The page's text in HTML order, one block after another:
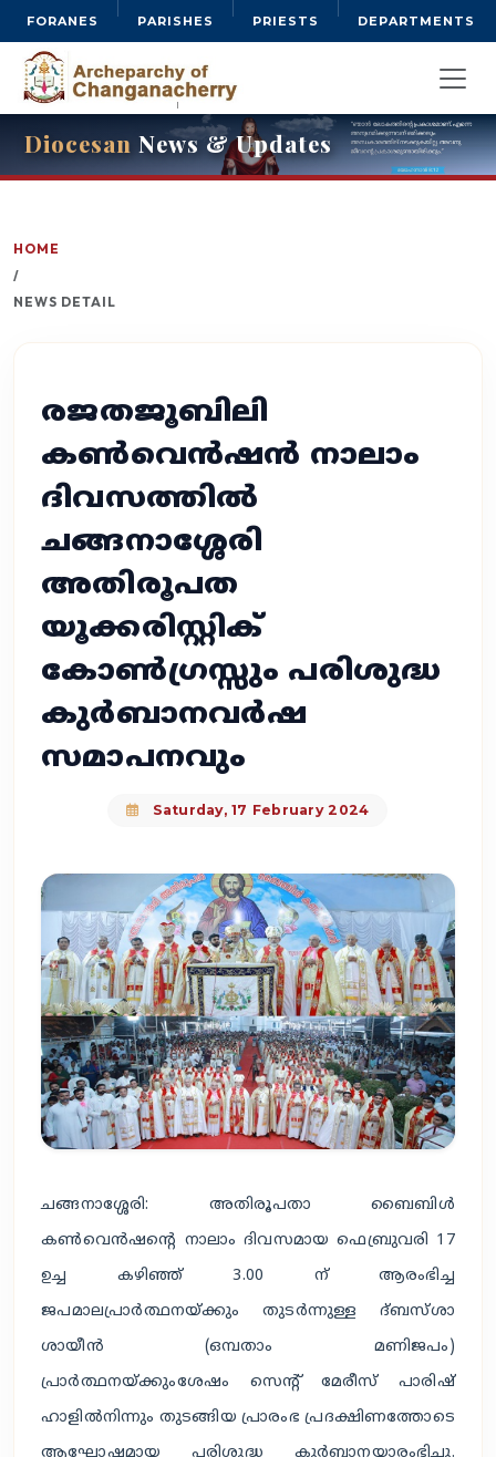
FORANES PARISHES PRIESTS DEPARTMENTS
Diocesan News & Updates
HOME
/
NEWS DETAIL
രജതജൂബിലി
കൺവെൻഷൻ നാലാം
ദിവസത്തിൽ
ചങ്ങനാശ്ശേരി
അതിരൂപത
യൂക്കരിസ്റ്റിക്
കോൺഗ്രസ്സും പരിശുദ്ധ
കുർബാനവർഷ
സമാപനവും
Saturday, 17 February 2024
ചങ്ങനാശ്ശേരി: അതിരൂപതാ ബൈബിൾ
കൺവെൻഷൻ്റെ നാലാം ദിവസമായ ഫെബ്രുവരി 17
ഉച്ച കഴിഞ്ഞ് 3.00 ന് ആരംഭിച്ച
ജപമാലപ്രാർത്ഥനയ്ക്കും തുടർന്നുള്ള ദ്ബസ്ശാ
ശായീൻ (ഒമ്പതാം മണിജപം)
പ്രാർത്ഥനയ്ക്കുംശേഷം സെന്റ് മേരീസ് പാരിഷ്
ഹാളിൽനിന്നും തുടങ്ങിയ പ്രാരംഭ പ്രദക്ഷിണത്തോടെ
ആഘോഷമായ പരിശുദ്ധ കുർബാനയാരംഭിച്ചു.